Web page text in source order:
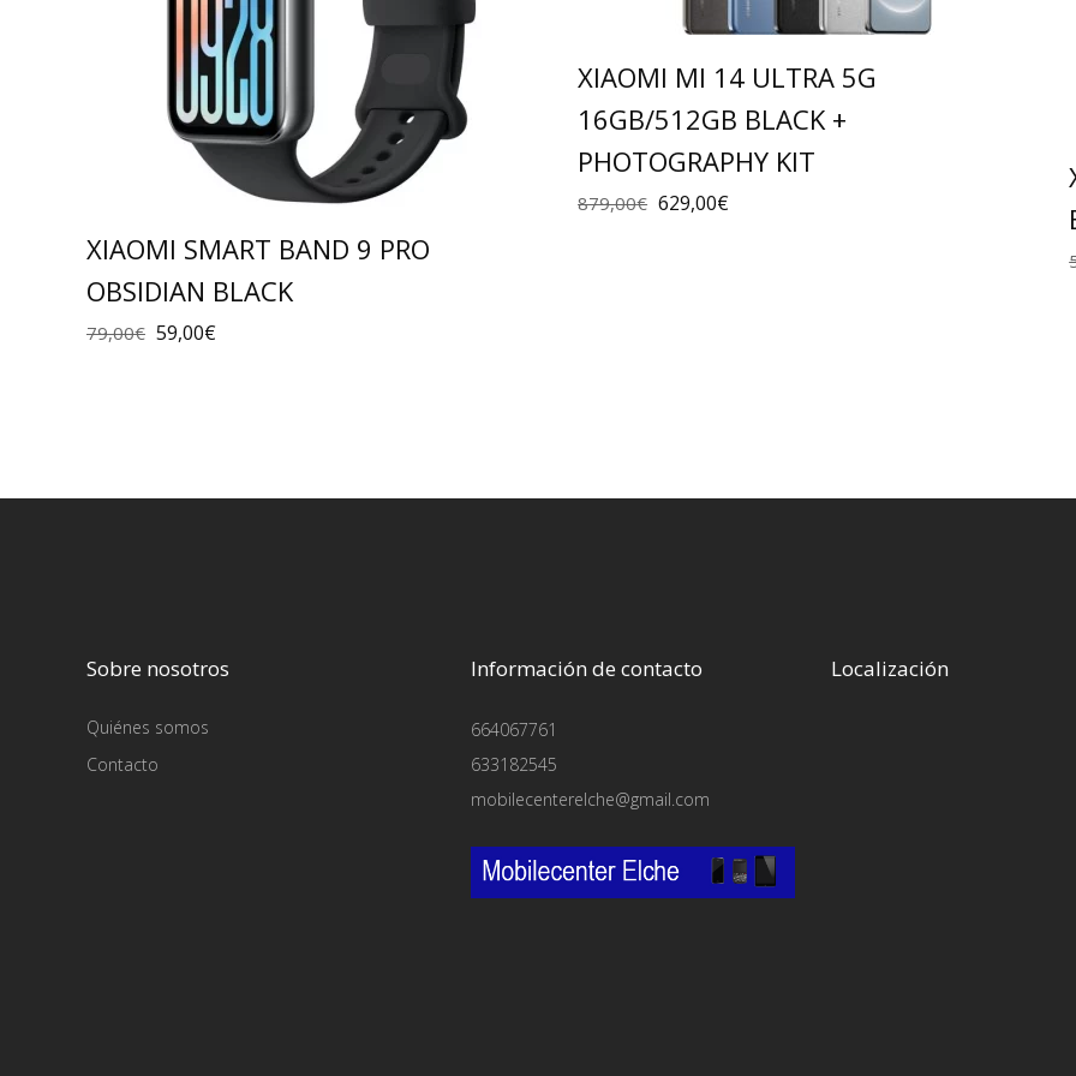
XIAOMI SMART BAND 9 PRO
OBSIDIAN BLACK
79,00€ 59,00€
XIAOMI MI 14 ULTRA 5G
16GB/512GB BLACK +
PHOTOGRAPHY KIT
879,00€ 629,00€
Sobre nosotros
Quiénes somos
Contacto
Información de contacto
664067761
633182545
mobilecenterelche@gmail.com
Localización